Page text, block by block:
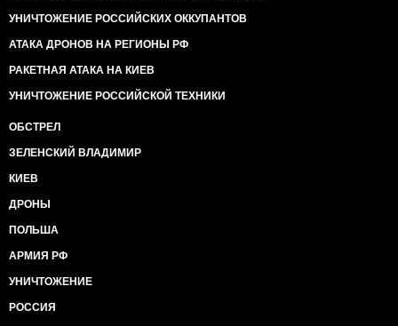
УНИЧТОЖЕНИЕ РОССИЙСКИХ ОККУПАНТОВ
АТАКА ДРОНОВ НА РЕГИОНЫ РФ
РАКЕТНАЯ АТАКА НА КИЕВ
УНИЧТОЖЕНИЕ РОССИЙСКОЙ ТЕХНИКИ
ОБСТРЕЛ
ЗЕЛЕНСКИЙ ВЛАДИМИР
КИЕВ
ДРОНЫ
ПОЛЬША
АРМИЯ РФ
УНИЧТОЖЕНИЕ
РОССИЯ